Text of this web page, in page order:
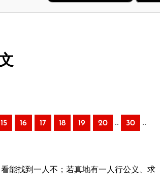
15 16 17 18 19 20 .. 30 ..
能找到一人不；若真地有一人行公义、求